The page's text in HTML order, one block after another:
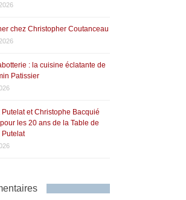
chez Christopher Coutanceau
: la cuisine éclatante de
Patissier
Putelat et Christophe Bacquié
les 20 ans de la Table de
Putelat